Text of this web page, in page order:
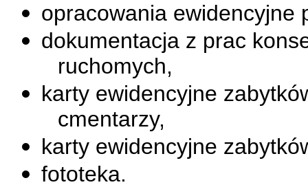
opracowania ewidencyjne
dokumentacja z prac
ruchomych,
karty ewidencyjne
cmentarzy,
karty ewidencyjne
fototeka.